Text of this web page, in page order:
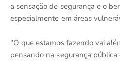
a sensação de segurança e o
especialmente em áreas
"O que estamos fazendo vai
pensando na segurança